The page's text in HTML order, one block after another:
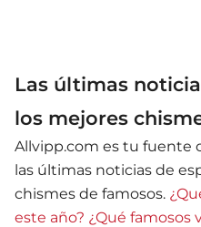
Las últimas
los mejores
Allvipp.com es tu fuente
las últimas noticias de
chismes de famosos.
este año? ¿Qué famosos